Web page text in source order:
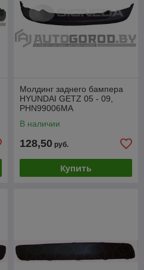
Молдинг заднего бампера
HYUNDAI GETZ 05 - 09,
PHN99006MA
В наличии
128,50 руб.
Купить